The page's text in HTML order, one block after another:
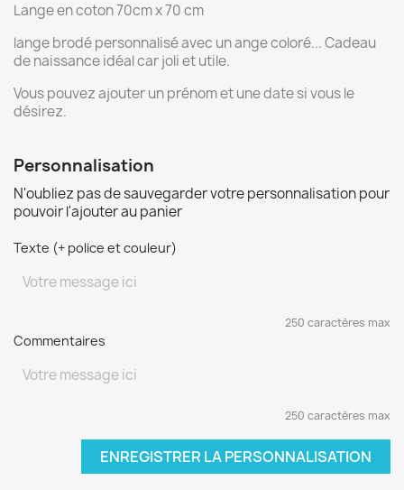
Lange en coton 70cm x 70 cm
lange brodé personnalisé avec un ange coloré... Cadeau
de naissance idéal car joli et utile.
Vous pouvez ajouter un prénom et une date si vous le
désirez.
Personnalisation
N'oubliez pas de sauvegarder votre personnalisation pour
pouvoir l'ajouter au panier
Texte (+ police et couleur)
250 caractères max
Commentaires
250 caractères max
ENREGISTRER LA PERSONNALISATION